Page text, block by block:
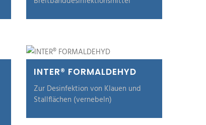
INTER® FORMALDEHYD
Zur Desinfektion von Klauen und
Stallflächen (vernebeln)